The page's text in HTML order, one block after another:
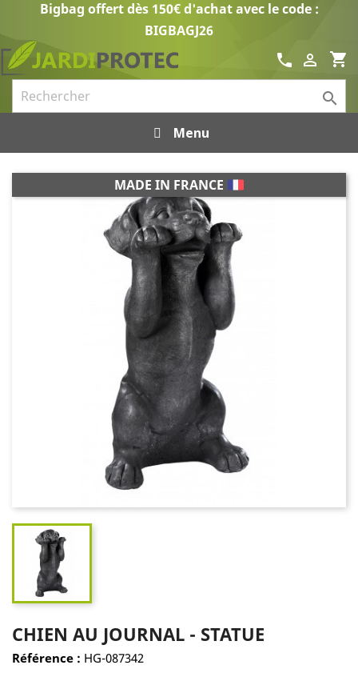
Bigbag offert dès 150€ d'achat avec le code :
BIGBAGJ26
shopping_cart

call

Menu
MADE IN FRANCE
CHIEN AU JOURNAL - STATUE
Référence : HG-087342